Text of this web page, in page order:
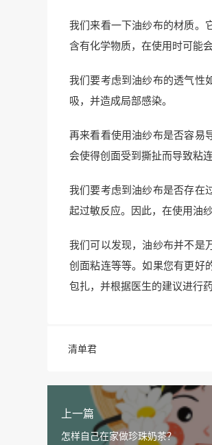
我们来看一下油纱布的材质。
含有化学物质，在使用时可能
我们要考虑到油纱布的透气性
吸，并造成局部感染。
再来看看使用油纱布是否容易
会使得创面受到撕扯而导致粘连
我们要考虑到油纱布是否存在
起过敏反应。因此，在使用油
我们可以发现，油纱布并不是
创面粘连等等。如果您有更好
包扎，并根据医生的建议进行
清单君
上一篇
怎样自己在家做珍珠奶茶？